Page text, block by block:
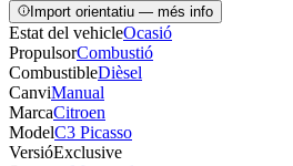
Import orientatiu — més info
Estat del vehicleOcasió
PropulsorCombustió
CombustibleDièsel
CanviManual
MarcaCitroen
ModelC3 Picasso
VersióExclusive